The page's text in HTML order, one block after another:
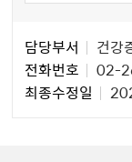
자
정
담당부서
건강
전화번호
02-
최종수정일